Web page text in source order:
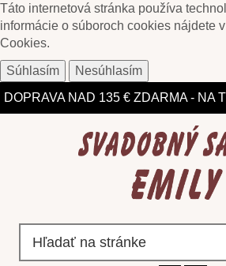
Táto internetová stránka používa
informácie o súboroch cookies nájdete
Cookies.
Súhlasím Nesúhlasím
ZĽAVY DO 75% NA VYBRANÉ
DOPRAVA NAD 135 € ZDARMA - NA